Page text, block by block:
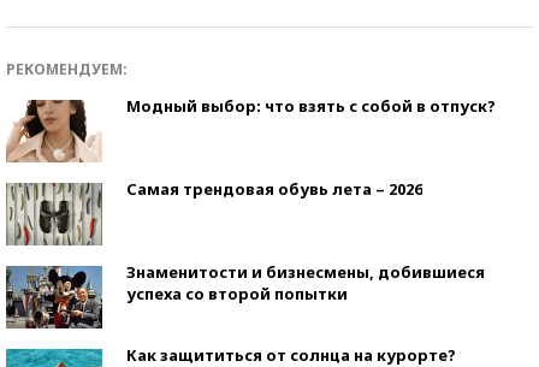
РЕКОМЕНДУЕМ:
Модный выбор: что взять с собой в отпуск?
Самая трендовая обувь лета – 2026
Знаменитости и бизнесмены, добившиеся
успеха со второй попытки
Как защититься от солнца на курорте?